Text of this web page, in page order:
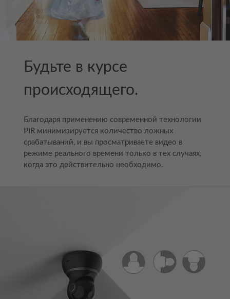
Будьте в курсе
происходящего.
Благодаря применению современной технологии
PIR минимизируется количество ложных
срабатываний, и вы просматриваете видео в
режиме реального времени только в тех случаях,
когда это действительно необходимо.